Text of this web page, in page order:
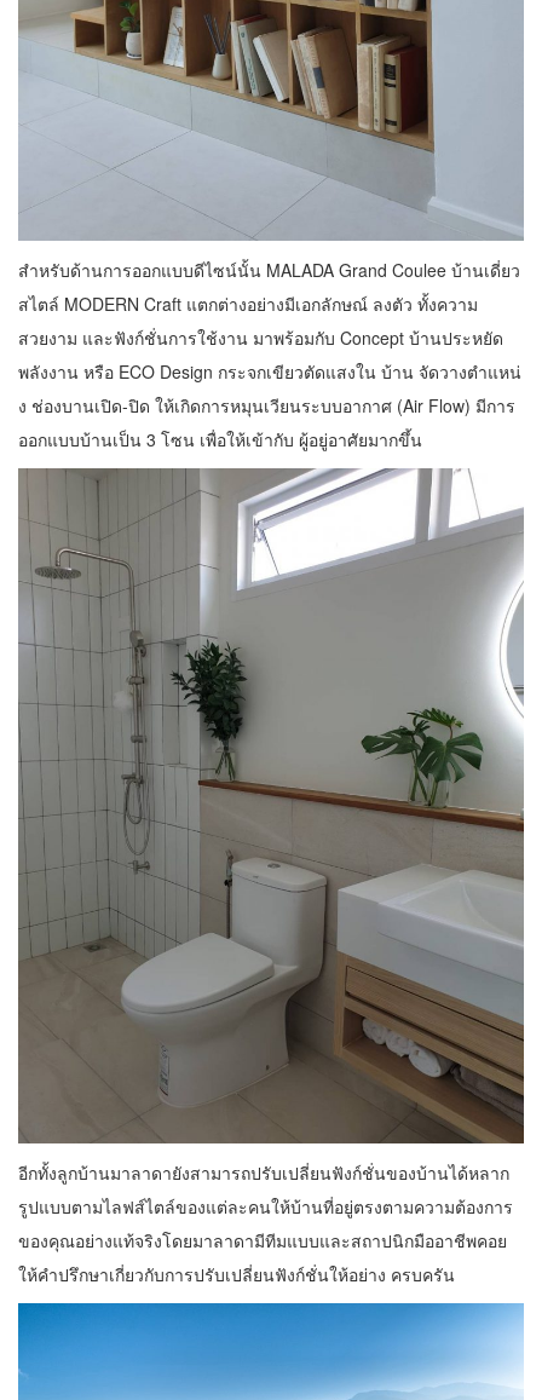
สําหรับด้านการออกแบบดีไซน์นั้น MALADA Grand Coulee บ้านเดี่ยว
สไตล์ MODERN Craft แตกต่างอย่างมีเอกลักษณ์ ลงตัว ทั้งความ
สวยงาม และฟังก์ชั่นการใช้งาน มาพร้อมกับ Concept บ้านประหยัด
พลังงาน หรือ ECO Design กระจกเขียวตัดแสงใน บ้าน จัดวางตําแหน่
ง ช่องบานเปิด-ปิด ให้เกิดการหมุนเวียนระบบอากาศ (Air Flow) มีการ
ออกแบบบ้านเป็น 3 โซน เพื่อให้เข้ากับ ผู้อยู่อาศัยมากขึ้น
อีกทั้งลูกบ้านมาลาดายังสามารถปรับเปลี่ยนฟังก์ชั่นของบ้านได้หลาก
รูปแบบตามไลฟส์ไตล์ของแต่ละคนให้บ้านที่อยู่ตรงตามความต้องการ
ของคุณอย่างแท้จริงโดยมาลาดามีทีมแบบและสถาปนิกมืออาชีพคอย
ให้คําปรึกษาเกี่ยวกับการปรับเปลี่ยนฟังก์ชั่นให้อย่าง ครบครัน